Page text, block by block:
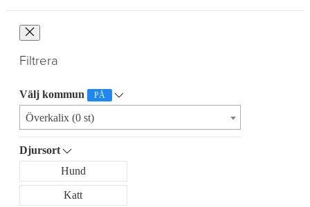
Filtrera
Välj kommun PÅ
Överkalix (0 st)
Djursort
Hund
Katt